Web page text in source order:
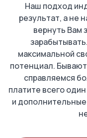
Наш подход
результат, а не
вернуть Вам
максимальной
потенциал.
справляемся
платите всего
и